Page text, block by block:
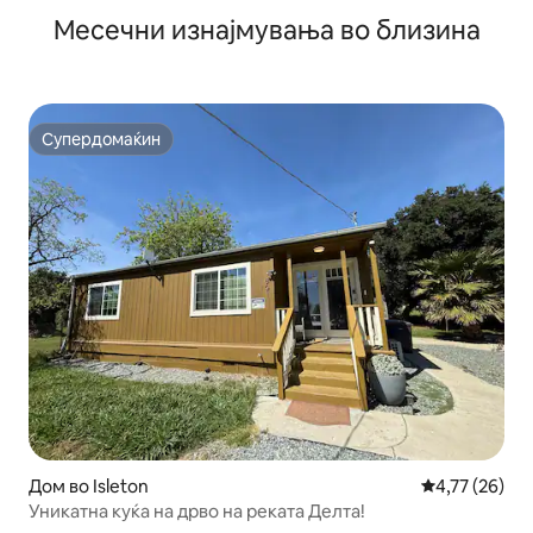
Месечни изнајмувања во близина
Супердомаќин
Супердомаќин
Дом во Isleton Просечна
4,77 (26)
Уникатна куќа на дрво на реката Делта!